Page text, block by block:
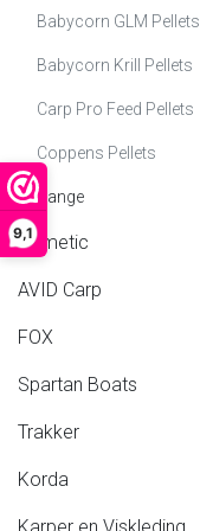
9,1
Babycorn GLM Pellets
Babycorn Krill Pellets
Carp Pro Feed Pellets
Coppens Pellets
Range
Dometic
AVID Carp
FOX
Spartan Boats
Trakker
Korda